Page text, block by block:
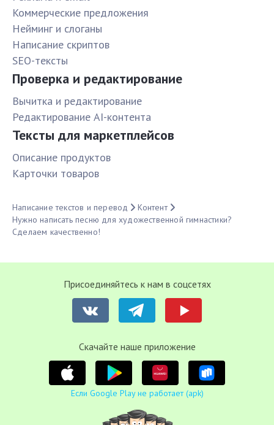
Коммерческие предложения
Нейминг и слоганы
Написание скриптов
SEO-тексты
Проверка и редактирование
Вычитка и редактирование
Редактирование AI-контента
Тексты для маркетплейсов
Описание продуктов
Карточки товаров
Написание текстов и перевод
Контент
Нужно написать песню для художественной гимнастики?
Сделаем качественно!
Присоединяйтесь к нам в соцсетях
Cкачайте наше приложение
Если Google Play не работает (apk)